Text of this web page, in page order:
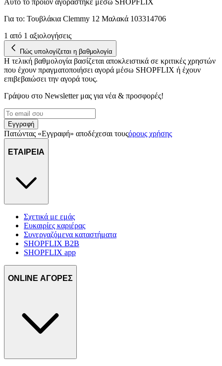
Αυτό το προϊόν αγοράστηκε μέσω SHOPFLIX
Για το: Τουβλάκια Clemmy 12 Μαλακά 103314706
1 από 1 αξιολογήσεις
Πώς υπολογίζεται η βαθμολογία
Η τελική βαθμολογία βασίζεται αποκλειστικά σε κριτικές χρηστών
που έχουν πραγματοποιήσει αγορά μέσω SHOPFLIX ή έχουν
επιβεβαιώσει την αγορά τους.
Γράψου στο Νewsletter μας για νέα & προσφορές!
Εγγραφή
Πατώντας «Εγγραφή» αποδέχεσαι τουςόρους χρήσης
ΕΤΑΙΡΕΙΑ
Σχετικά με εμάς
Ευκαιρίες καριέρας
Συνεργαζόμενα καταστήματα
SHOPFLIX B2B
SHOPFLIX app
ONLINE ΑΓΟΡΕΣ